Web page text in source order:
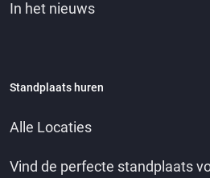
In het nieuws
Standplaats huren
Alle Locaties
Vind de perfecte standplaats